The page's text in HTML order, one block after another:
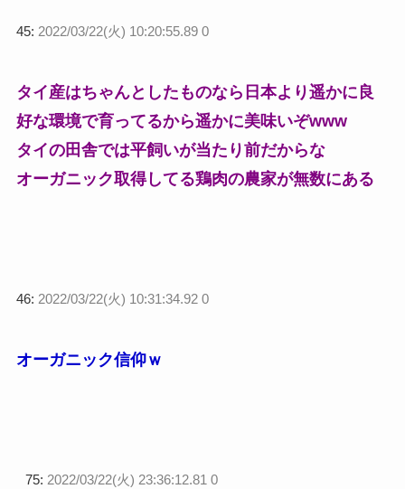
45: 2022/03/22(火) 10:20:55.89 0
タイ産はちゃんとしたものなら日本より遥かに良
好な環境で育ってるから遥かに美味いぞwww
タイの田舎では平飼いが当たり前だからな
オーガニック取得してる鶏肉の農家が無数にある
46: 2022/03/22(火) 10:31:34.92 0
オーガニック信仰ｗ
75: 2022/03/22(火) 23:36:12.81 0